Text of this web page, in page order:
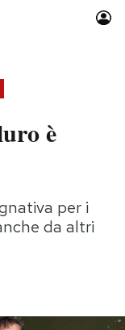
calcio 2026
è
per i
da altri